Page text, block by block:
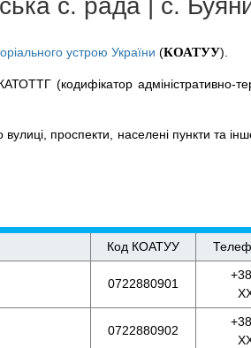
с. рада | с.
устрою України (КОАТУУ).
(кодифікатор адміністративно-
проспекти, населені пункти та
Код КОАТУУ
0722880901
0722880902